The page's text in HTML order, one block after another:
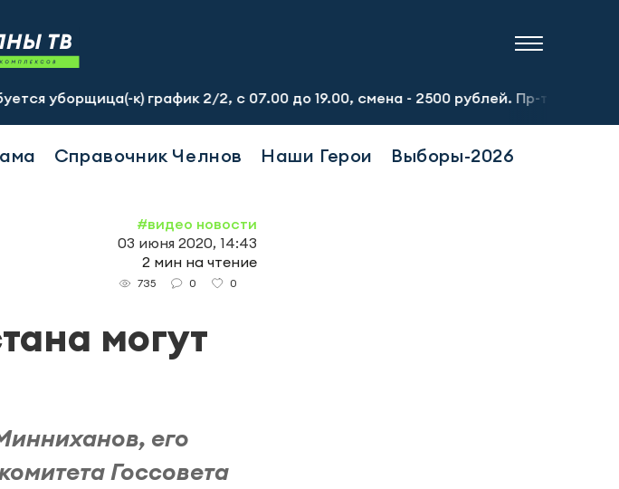
к) график 2/2, с 07.00 до 19.00, смена - 2500 рублей. Пр-т
Справочник Челнов Наши Герои Выборы-2026
#видео новости
03 июня 2020, 14:43
2 мин на чтение
735 0 0
могут
его
Госсовета